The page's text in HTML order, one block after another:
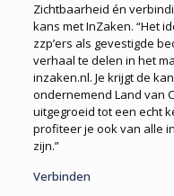
Zichtbaarheid én
kans met InZaken. “Het
zzp’ers als gevestigde
verhaal te delen in het
inzaken.nl. Je krijgt de
ondernemend Land van
uitgegroeid tot een echt
profiteer je ook van alle
zijn.”
Verbinden